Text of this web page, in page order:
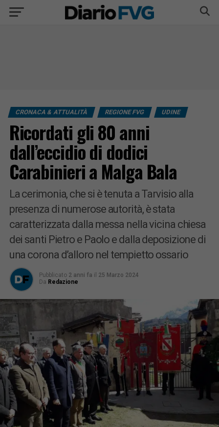
CRONACA & ATTUALITÀ REGIONE FVG UDINE
Ricordati gli 80 anni
dall’eccidio di dodici
Carabinieri a Malga Bala
La cerimonia, che si è tenuta a Tarvisio alla
presenza di numerose autorità, è stata
caratterizzata dalla messa nella vicina chiesa
dei santi Pietro e Paolo e dalla deposizione di
una corona d’alloro nel tempietto ossario
Pubblicato 2 anni fa il 25 Marzo 2024
Da Redazione